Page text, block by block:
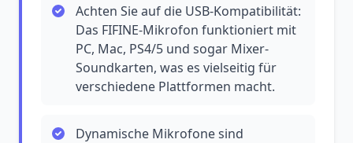
Achten Sie auf die USB-Kompatibilität:
Das FIFINE-Mikrofon funktioniert mit
PC, Mac, PS4/5 und sogar Mixer-
Soundkarten, was es vielseitig für
verschiedene Plattformen macht.
Dynamische Mikrofone sind